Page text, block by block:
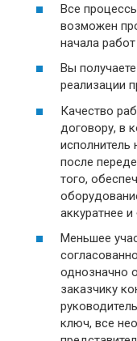
Все
возможен
начала работ
Вы
реализации
Качество
договору, в
исполнитель
после
того,
аккуратнее и
Меньшее
однозначно
заказчику
ключ, все